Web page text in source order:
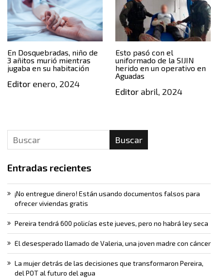
En Dosquebradas, niño de
3 añitos murió mientras
jugaba en su habitación
Editor enero, 2024
Esto pasó con el
uniformado de la SIJIN
herido en un operativo en
Aguadas
Editorabril, 2024
Buscar
Entradas recientes
¡No entregue dinero! Están usando documentos falsos para
ofrecer viviendas gratis
Pereira tendrá 600 policías este jueves, pero no habrá ley seca
El desesperado llamado de Valeria, una joven madre con cáncer
La mujer detrás de las decisiones que transformaron Pereira,
del POT al futuro del agua